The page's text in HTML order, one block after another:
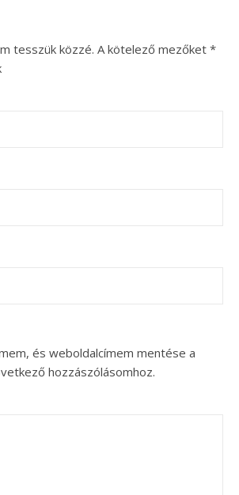
tesszük közzé. A kötelező mezőket *
és weboldalcímem mentése a
hozzászólásomhoz.